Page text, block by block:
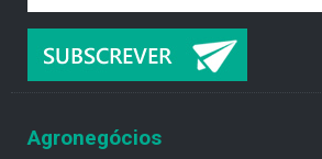
Agronegócios